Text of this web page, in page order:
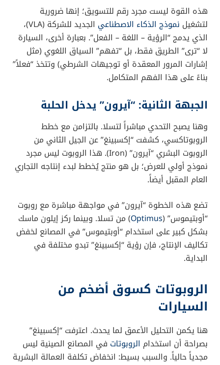
هذه القوة ليست مجرد رقم للتسويق؛ إنها ضرورية
لتشغيل نموذج الذكاء الاصطناعي
الجديد للشركة (VLA)،
الذي يدمج “الرؤية – اللغة – الفعل”. بعبارة أخرى، السيارة
لا “ترى” الطريق فقط، بل “تفهم” السياق اللغوي (مثل
إشارات المرور المعقدة أو توجيهات الشرطي) وتتخذ “فعلاً”
بناءً على هذا الفهم المتكامل.
الجبهة الثانية: “آيرون” يدخل الحلبة
وهنا يصبح التحدي مباشراً لتسلا. بالتزامن مع خطط
الروبوتاكسي، كشفت “إكسبينغ” عن الجيل الثاني من
الروبوت البشري “آيرون” (Iron). هذا الروبوت ليس مجرد
نموذج أولي للعرض؛ بل هو منتج يُخطط لبدء إنتاجه التجاري
العام المقبل أيضاً.
تضع هذه الخطوة “آيرون” في مواجهة مباشرة مع روبوت
“أوبتيموس” (Optimus) من تسلا. وبينما ركز إيلون ماسك
بشكل كبير على استخدام “أوبتيموس” في المصانع لخفض
تكاليف الإنتاج، فإن رؤية “إكسبينغ” تبدو مختلفة في
البداية.
الروبوتات كسوق أضخم من
السيارات
هنا يكمن التحليل الأعمق لما يحدث. اعترفت “إكسبينغ”
بصراحة أن استخدام الروبوتات في المصانع الصينية ليس
مجدياً حالياً. والسبب بسيط: انخفاض تكلفة العمالة البشرية